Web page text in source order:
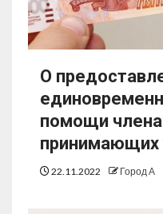
О
помощи
принимающих
22.11.2022 Город А